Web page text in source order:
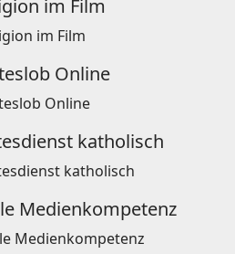
im Film
Online
katholisch
Medienkompetenz